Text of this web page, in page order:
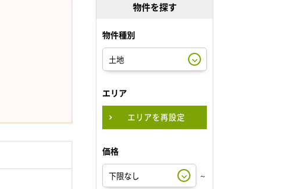
物件を探す
物件種別
エリア
エリアを再設定
価格
～